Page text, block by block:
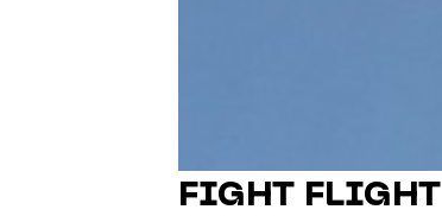
FIGHT FLIGHT